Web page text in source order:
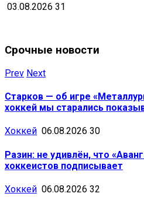
03.08.2026 31
Срочные новости
Prev Next
Старков — об игре
хоккей мы старались
Хоккей 06.08.2026 30
Разин: не удивлён, что
хоккеистов подписывает
Хоккей 06.08.2026 32